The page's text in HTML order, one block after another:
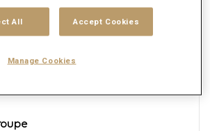
English
136686
All Accept Cookies
Manage Cookies